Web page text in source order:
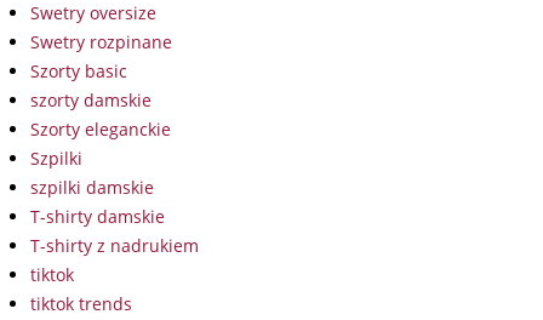
Swetry oversize
Swetry rozpinane
Szorty basic
szorty damskie
Szorty eleganckie
Szpilki
szpilki damskie
T-shirty damskie
T-shirty z nadrukiem
tiktok
tiktok trends